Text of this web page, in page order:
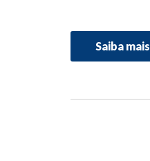
Saiba mais